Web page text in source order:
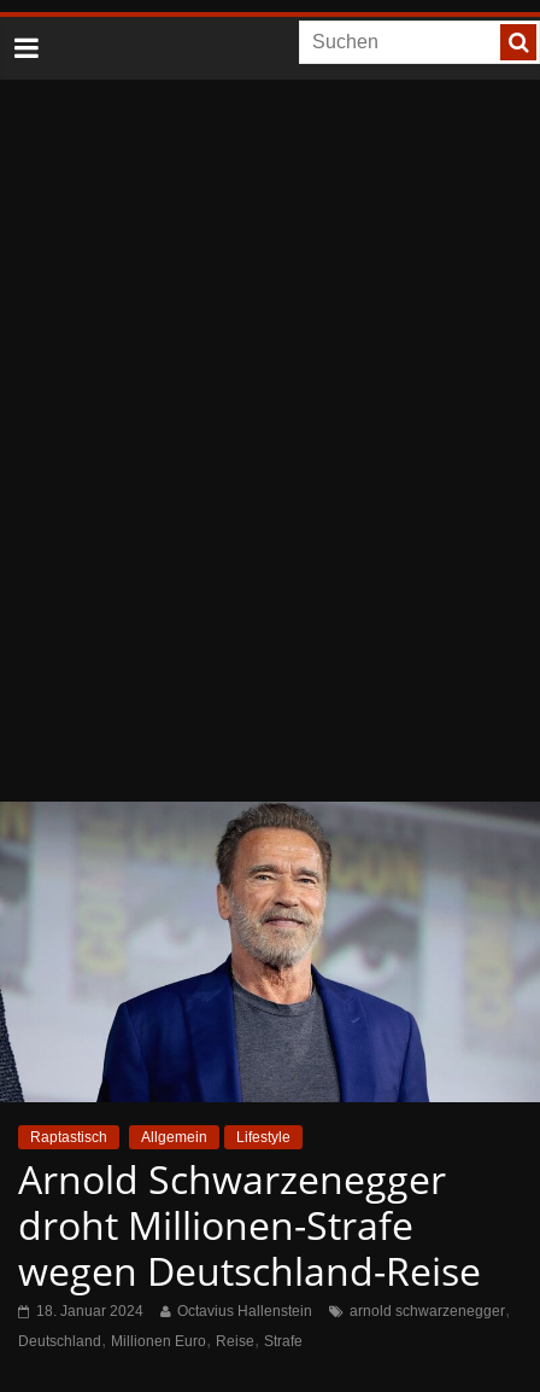
Raptastisch Allgemein Lifestyle
Arnold Schwarzenegger
droht Millionen-Strafe
wegen Deutschland-Reise
18. Januar 2024 Octavius Hallenstein arnold schwarzenegger,
Deutschland , Millionen Euro, Reise, Strafe